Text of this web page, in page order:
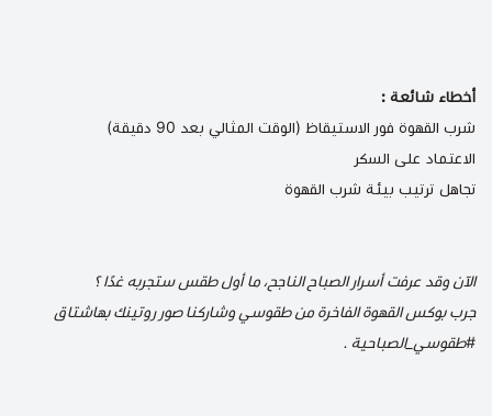
أخطاء شائعة :
شرب القهوة فور الاستيقاظ (الوقت المثالي بعد 90 دقيقة)
الاعتماد على السكر
تجاهل ترتيب بيئة شرب القهوة
الآن وقد عرفت أسرار الصباح الناجح، ما أول طقس ستجربه غدًا ؟
جرب بوكس القهوة الفاخرة من طقوسي وشاركنا صور روتينك بهاشتاق
#طقوسي_الصباحية .